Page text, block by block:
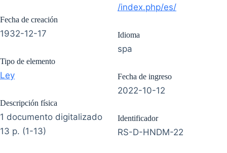
Fecha de creación
1932-12-17
Tipo de elemento
Ley
Descripción física
1 documento digitalizado
13 p. (1-13)
/index.php/es/
Idioma
spa
Fecha de ingreso
2022-10-12
Identificador
RS-D-HNDM-22